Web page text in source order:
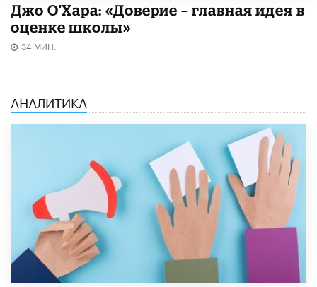
Джо О'Хара: «Доверие – главная идея в
оценке школы»
34 МИН.
АНАЛИТИКА